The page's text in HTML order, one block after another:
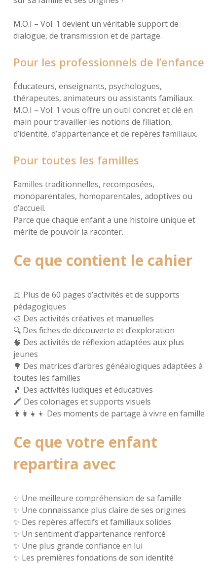
M.O.I – Vol. 1 devient un véritable support de
dialogue, de transmission et de partage.
Pour les professionnels de l’enfance
Éducateurs, enseignants, psychologues,
thérapeutes, animateurs ou assistants familiaux.
M.O.I – Vol. 1 vous offre un outil concret et clé en
main pour travailler les notions de filiation,
d’identité, d’appartenance et de repères familiaux.
Pour toutes les familles
Familles traditionnelles, recomposées,
monoparentales, homoparentales, adoptives ou
d’accueil.
Parce que chaque enfant a une histoire unique et
mérite de pouvoir la raconter.
Ce que contient le cahier
📖 Plus de 60 pages d’activités et de supports
pédagogiques
🎨 Des activités créatives et manuelles
🔍 Des fiches de découverte et d’exploration
🧠 Des activités de réflexion adaptées aux plus
jeunes
🌳 Des matrices d’arbres généalogiques adaptées à
toutes les familles
🎵 Des activités ludiques et éducatives
🖍️ Des coloriages et supports visuels
👨‍👩‍👧‍👦 Des moments de partage à vivre en famille
Ce que votre enfant
repartira avec
✨ Une meilleure compréhension de sa famille
✨ Une connaissance plus claire de ses origines
✨ Des repères affectifs et familiaux solides
✨ Un sentiment d’appartenance renforcé
✨ Une plus grande confiance en lui
✨ Les premières fondations de son identité